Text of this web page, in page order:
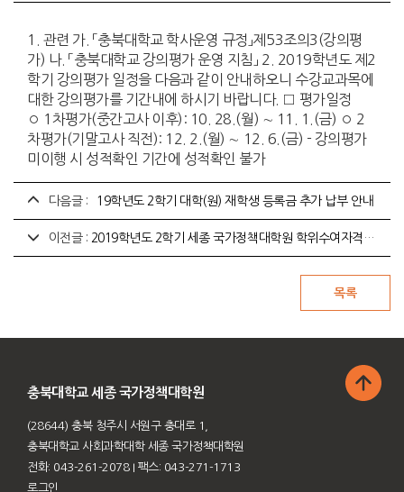
1. 관련 가. 「충북대학교 학사운영 규정」제53조의3(강의평
가) 나. 「충북대학교 강의평가 운영 지침」 2. 2019학년도 제2
학기 강의평가 일정을 다음과 같이 안내하오니 수강교과목에
대한 강의평가를 기간내에 하시기 바랍니다. □ 평가일정
◦ 1차평가(중간고사 이후): 10. 28.(월) ∼ 11. 1.(금) ◦ 2
차평가(기말고사 직전): 12. 2.(월) ∼ 12. 6.(금) - 강의평가
미이행 시 성적확인 기간에 성적확인 불가
다음글 : `19학년도 2학기 대학(원) 재학생 등록금 추가 납부 안내
이전글 : 2019학년도 2학기 세종 국가정책대학원 학위수여자격시험 합격 조회 방법 안내
충북대학교 세종 국가정책대학원
(28644) 충북 청주시 서원구 충대로 1,
충북대학교 사회과학대학 세종 국가정책대학원
전화: 043-261-2078 I 팩스: 043-271-1713
로그인